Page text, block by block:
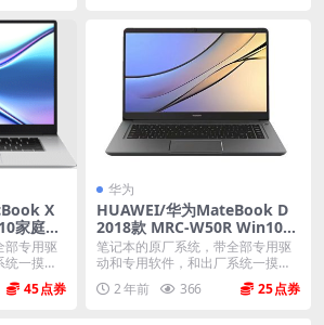
X
家庭版
部专用驱
一摸一
45
华为
HUAWEI/华为MateBook D
2018款 MRC-W50R Win10家
庭版 原厂oem系统
笔记本的原厂系统，带全部专用驱
动和专用软件，和出厂系统一摸一
样。不带一键还原功能...
2 年前 366 25